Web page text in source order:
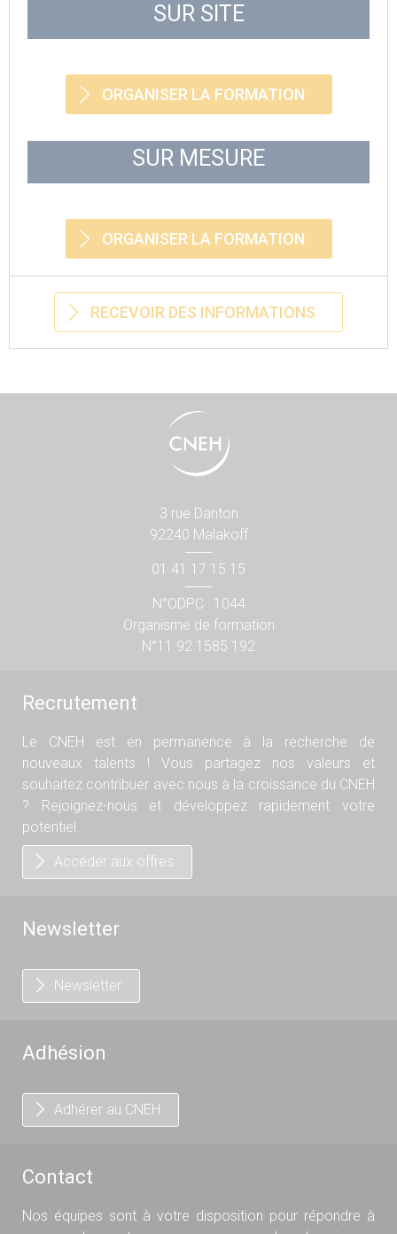
SUR SITE
ORGANISER LA FORMATION
SUR MESURE
ORGANISER LA FORMATION
RECEVOIR DES INFORMATIONS
3 rue Danton
92240 Malakoff
01 41 17 15 15
N°ODPC : 1044
Organisme de formation
N°11 92 1585 192
Recrutement
Le CNEH est en permanence à la recherche de
nouveaux talents ! Vous partagez nos valeurs et
souhaitez contribuer avec nous à la croissance du CNEH
? Rejoignez-nous et développez rapidement votre
potentiel.
Accéder aux offres
Newsletter
Newsletter
Adhésion
Adhérer au CNEH
Contact
Nos équipes sont à votre disposition pour répondre à